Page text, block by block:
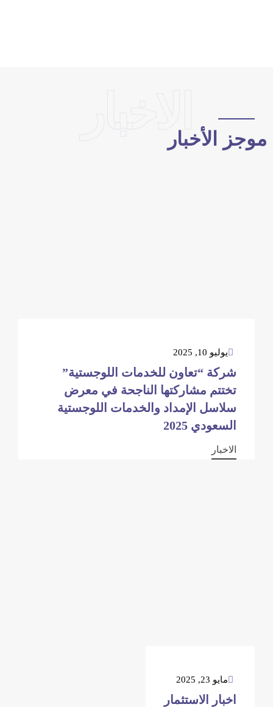
الأخبار
يوليو 10, 2025
شركة “تعاون للخدمات اللوجستية”
تختتم مشاركتها الناجحة في معرض
سلاسل الإمداد والخدمات اللوجستية
السعودي 2025
الاخبار
مايو 23, 2025
اخبار الاستثمار